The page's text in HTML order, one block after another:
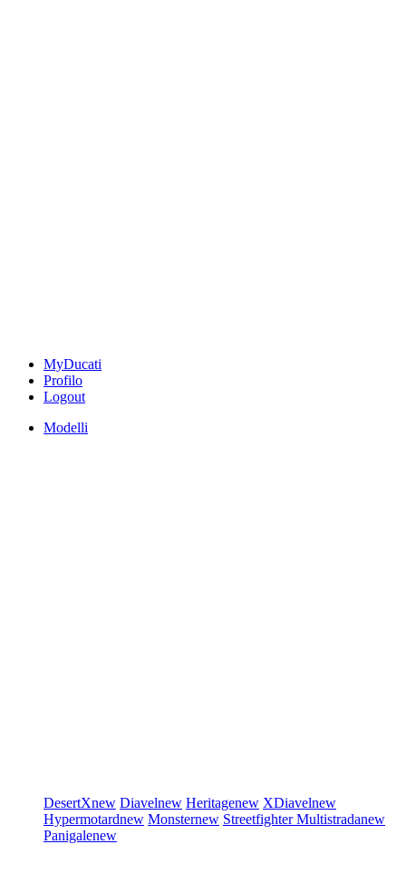
MyDucati
Profilo
Logout
Modelli
DesertXnew Diavelnew Heritagenew XDiavelnew
Hypermotardnew Monsternew StreetfighterMultistradanew
Panigalenew